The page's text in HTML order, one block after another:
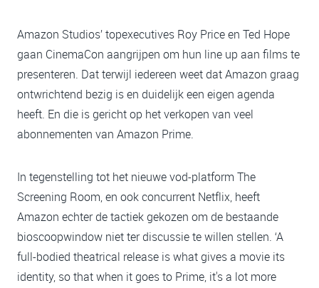
Amazon Studios’ topexecutives Roy Price en Ted Hope
gaan CinemaCon aangrijpen om hun line up aan films te
presenteren. Dat terwijl iedereen weet dat Amazon graag
ontwrichtend bezig is en duidelijk een eigen agenda
heeft. En die is gericht op het verkopen van veel
abonnementen van Amazon Prime.
In tegenstelling tot het nieuwe vod-platform The
Screening Room, en ook concurrent Netflix, heeft
Amazon echter de tactiek gekozen om de bestaande
bioscoopwindow niet ter discussie te willen stellen. ‘A
full-bodied theatrical release is what gives a movie its
identity, so that when it goes to Prime, it's a lot more